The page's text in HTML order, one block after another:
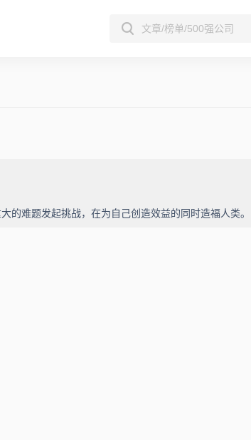
的难题发起挑战，在为自己创造效益的同时造福人类。